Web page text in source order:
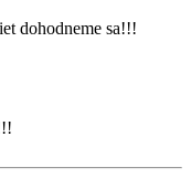
dohodneme sa!!!